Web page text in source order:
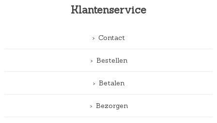
Klantenservice
Contact
Bestellen
Betalen
Bezorgen